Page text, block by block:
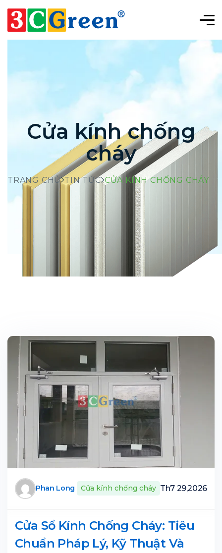
Cửa kính chống
cháy
TRANG CHỦ TIN TỨC CỬA KÍNH CHỐNG CHÁY
Phan Long Cửa kính chống cháy Th7 29,2026
Cửa Sổ Kính Chống Cháy: Tiêu
Chuẩn Pháp Lý, Kỹ Thuật Và